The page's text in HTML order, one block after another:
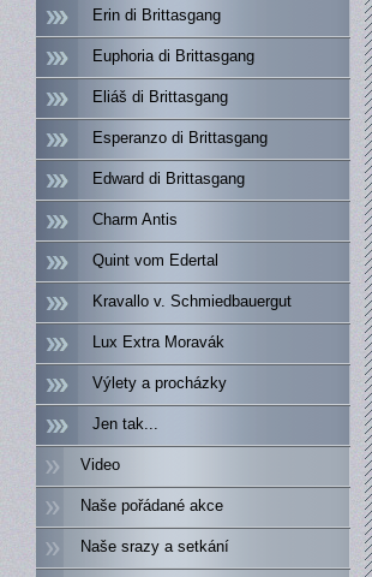
Erin di Brittasgang
Euphoria di Brittasgang
Eliáš di Brittasgang
Esperanzo di Brittasgang
Edward di Brittasgang
Charm Antis
Quint vom Edertal
Kravallo v. Schmiedbauergut
Lux Extra Moravák
Výlety a procházky
Jen tak...
Video
Naše pořádané akce
Naše srazy a setkání